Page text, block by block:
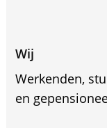
Wij
Werkenden,
en